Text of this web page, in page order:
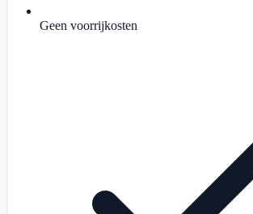
Geen voorrijkosten